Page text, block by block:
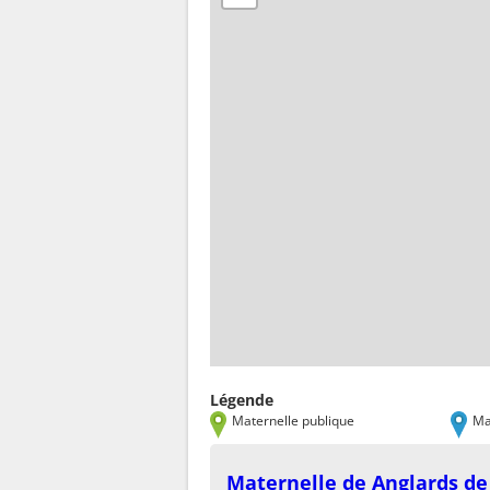
Légende
Maternelle publique
Maternelle de Anglards